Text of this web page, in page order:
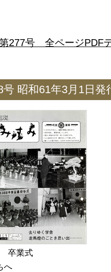
277号 全ページPDF
昭和61年3月1日発
卒業式
へ